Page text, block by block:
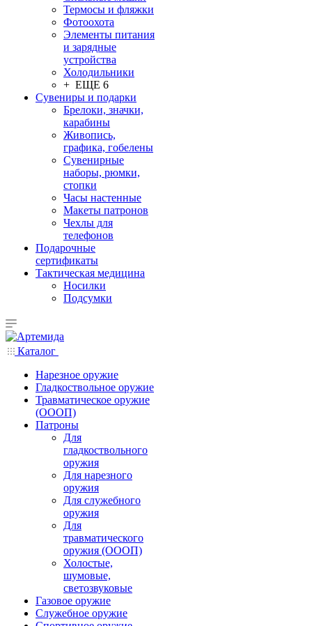
Термосы и фляжки
Фотоохота
Элементы питания
и зарядные
устройства
Холодильники
+ ЕЩЕ 6
Сувениры и подарки
Брелоки, значки,
карабины
Живопись,
графика, гобелены
Сувенирные
наборы, рюмки,
стопки
Часы настенные
Макеты патронов
Чехлы для
телефонов
Подарочные
сертификаты
Тактическая медицина
Носилки
Подсумки
Каталог
Нарезное оружие
Гладкоствольное оружие
Травматическое оружие
(ОООП)
Патроны
Для
гладкоствольного
оружия
Для нарезного
оружия
Для служебного
оружия
Для
травматического
оружия (ОООП)
Холостые,
шумовые,
светозвуковые
Газовое оружие
Служебное оружие